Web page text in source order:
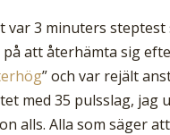
var 3 minuters
på att återhämta sig
” och var rejält
med 35 pulsslag,
alls. Alla som säger